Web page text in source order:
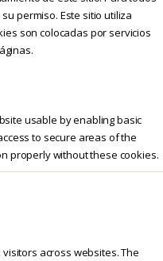
permiso. Este sitio utiliza
son colocadas por servicios
usable by enabling basic
to secure areas of the
properly without these cookies.
across websites. The